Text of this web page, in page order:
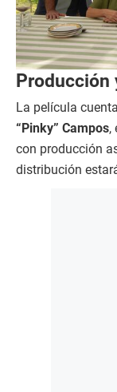
Producción
La película
“Pinky” Campos,
con producción
distribución